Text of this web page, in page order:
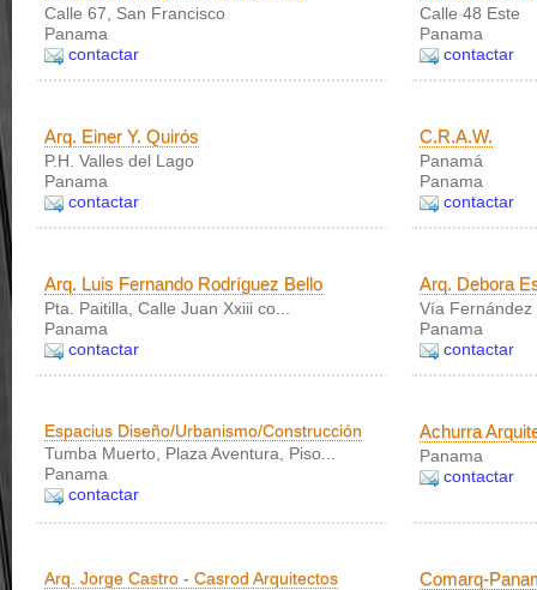
Calle 67, San Francisco
Panama
contactar
Calle 48 Este
Panama
contactar
Arq. Einer Y. Quirós
P.H. Valles del Lago
Panama
contactar
C.R.A.W.
Panamá
Panama
contactar
Arq. Luis Fernando Rodríguez Bello
Pta. Paitilla, Calle Juan Xxiii co...
Panama
contactar
Arq. Debora
Vía Fernández
Panama
contactar
Espacius Diseño/Urbanismo/Construcción
Tumba Muerto, Plaza Aventura, Piso...
Panama
contactar
Achurra
Panama
contactar
Arq. Jorge Castro - Casrod Arquitectos
Comarq-